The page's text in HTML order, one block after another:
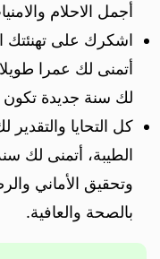
أجمل الاحلام
اشكرك على تهنئتك
أتمنى لك عمرا
لك سنة جديدة
كل التحايا والتقدير
الطيبة، أتمنى لك
وتحقيق الأماني
بالصحة والعافية.